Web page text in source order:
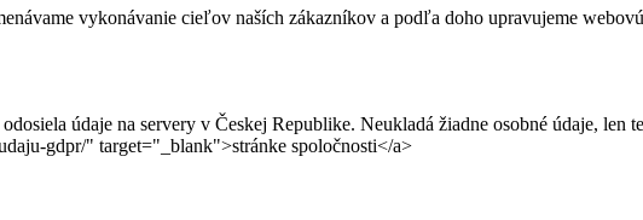
vykonávanie cieľov naších zákazníkov a podľa doho upravujeme
údaje na servery v Českej Republike. Neukladá žiadne osobné údaje, len
gdpr/" target="_blank">stránke spoločnosti</a>